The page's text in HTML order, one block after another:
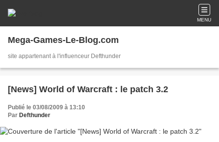
MENU
Mega-Games-Le-Blog.com
site appartenant à l'influenceur Defthunder
[News] World of Warcraft : le patch 3.2
Publié le 03/08/2009 à 13:10
Par Defthunder